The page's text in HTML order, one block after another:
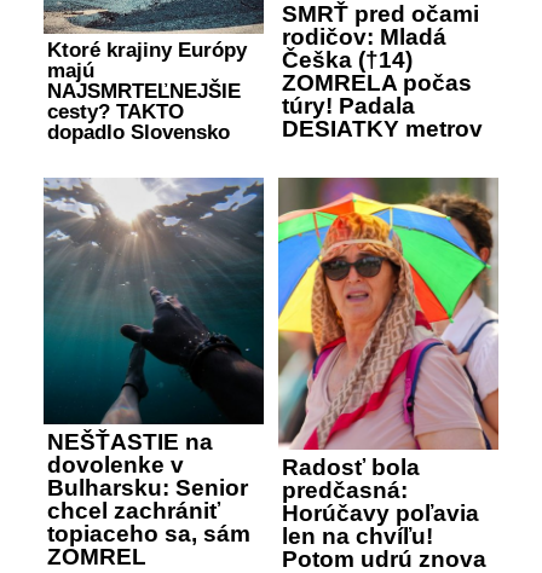
Ktoré krajiny Európy
majú
NAJSMRTEĽNEJŠIE
cesty? TAKTO
dopadlo Slovensko
SMRŤ pred očami
rodičov: Mladá
Češka (†14)
ZOMRELA počas
túry! Padala
DESIATKY metrov
NEŠŤASTIE na
dovolenke v
Bulharsku: Senior
chcel zachrániť
topiaceho sa, sám
ZOMREL
Radosť bola
predčasná:
Horúčavy poľavia
len na chvíľu!
Potom udrú znova